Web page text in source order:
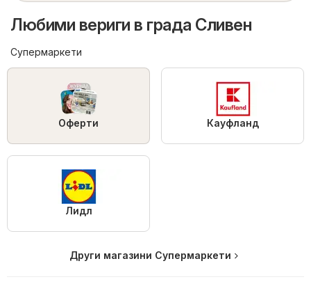
Любими вериги в града Сливен
Супермаркети
Оферти Кауфланд
Лидл
Други магазини Супермаркети